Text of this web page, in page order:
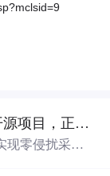
AtomGit 开源雷达 第 5 期：这些开源项目，正在被开发者偷偷使用
现零侵扰采